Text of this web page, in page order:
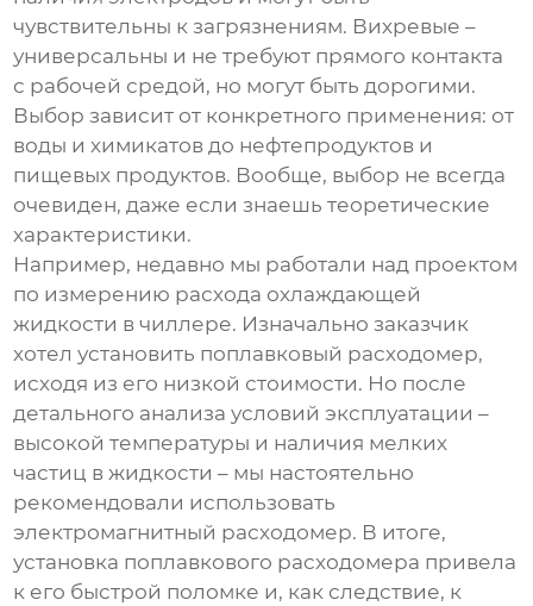
чувствительны к загрязнениям. Вихревые –
универсальны и не требуют прямого контакта
с рабочей средой, но могут быть дорогими.
Выбор зависит от конкретного применения: от
воды и химикатов до нефтепродуктов и
пищевых продуктов. Вообще, выбор не всегда
очевиден, даже если знаешь теоретические
характеристики.
Например, недавно мы работали над проектом
по измерению расхода охлаждающей
жидкости в чиллере. Изначально заказчик
хотел установить поплавковый расходомер,
исходя из его низкой стоимости. Но после
детального анализа условий эксплуатации –
высокой температуры и наличия мелких
частиц в жидкости – мы настоятельно
рекомендовали использовать
электромагнитный расходомер. В итоге,
установка поплавкового расходомера привела
к его быстрой поломке и, как следствие, к